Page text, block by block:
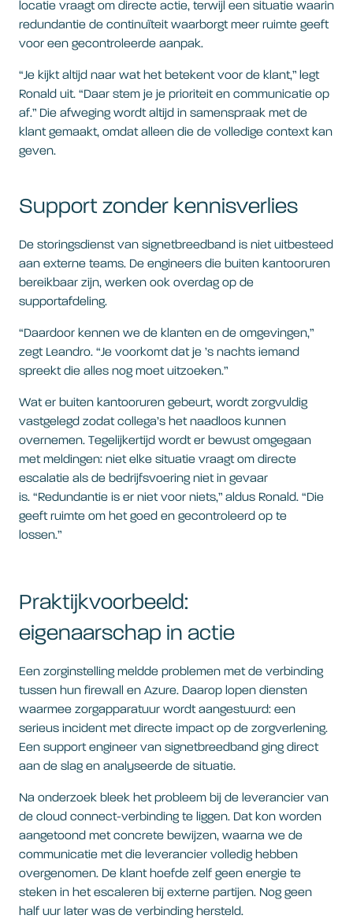
locatie vraagt om directe actie, terwijl een situatie waarin
redundantie de continuïteit waarborgt meer ruimte geeft
voor een gecontroleerde aanpak.
“Je kijkt altijd naar wat het betekent voor de klant,” legt
Ronald uit. “Daar stem je je prioriteit en communicatie op
af.” Die afweging wordt altijd in samenspraak met de
klant gemaakt, omdat alleen die de volledige context kan
geven.
Support zonder kennisverlies
De storingsdienst van signetbreedband is niet uitbesteed
aan externe teams. De engineers die buiten kantooruren
bereikbaar zijn, werken ook overdag op de
supportafdeling.
“Daardoor kennen we de klanten en de omgevingen,”
zegt Leandro. “Je voorkomt dat je ’s nachts iemand
spreekt die alles nog moet uitzoeken.”
Wat er buiten kantooruren gebeurt, wordt zorgvuldig
vastgelegd zodat collega’s het naadloos kunnen
overnemen. Tegelijkertijd wordt er bewust omgegaan
met meldingen: niet elke situatie vraagt om directe
escalatie als de bedrijfsvoering niet in gevaar
is. “Redundantie is er niet voor niets,” aldus Ronald. “Die
geeft ruimte om het goed en gecontroleerd op te
lossen.”
Praktijkvoorbeeld:
eigenaarschap in actie
Een zorginstelling meldde problemen met de verbinding
tussen hun firewall en Azure. Daarop lopen diensten
waarmee zorgapparatuur wordt aangestuurd: een
serieus incident met directe impact op de zorgverlening.
Een support engineer van signetbreedband ging direct
aan de slag en analyseerde de situatie.
Na onderzoek bleek het probleem bij de leverancier van
de cloud connect-verbinding te liggen. Dat kon worden
aangetoond met concrete bewijzen, waarna we de
communicatie met die leverancier volledig hebben
overgenomen. De klant hoefde zelf geen energie te
steken in het escaleren bij externe partijen. Nog geen
half uur later was de verbinding hersteld.